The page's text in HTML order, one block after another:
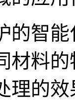
的智
材料
理的